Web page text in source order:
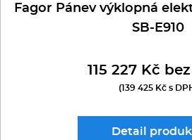
Stolní zařízení
Fagor Pánev výklopná
SB-E910
115 227 Kč
(139 425 Kč s
Detail